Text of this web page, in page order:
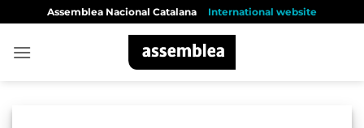
content
Assemblea Nacional Catalana International website